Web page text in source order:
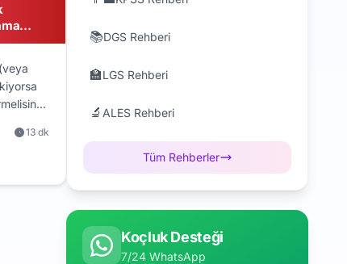
hedef
13 dk
📚DGS Rehberi
🏫LGS Rehberi
🔬 ALES Rehberi
Tüm Rehberler
Koçluk Desteği
7/24 WhatsApp